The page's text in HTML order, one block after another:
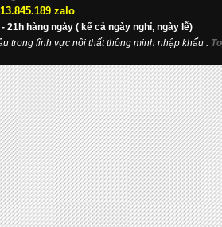
zalo
21h hàng ngày ( kể cả ngày nghỉ, ngày lễ)
trong lĩnh vực nội thất thông minh nhập khẩu :